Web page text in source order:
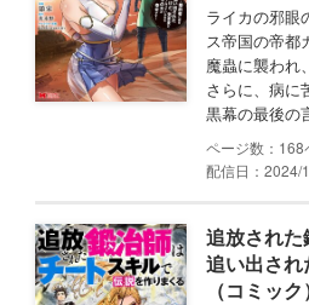
ライカの邪眼
ス帝国の帝都
魔蟲に襲われ
さらに、病に
黒幕の最後の
168
配信日：2024/
追放され
追い出さ
（コミッ